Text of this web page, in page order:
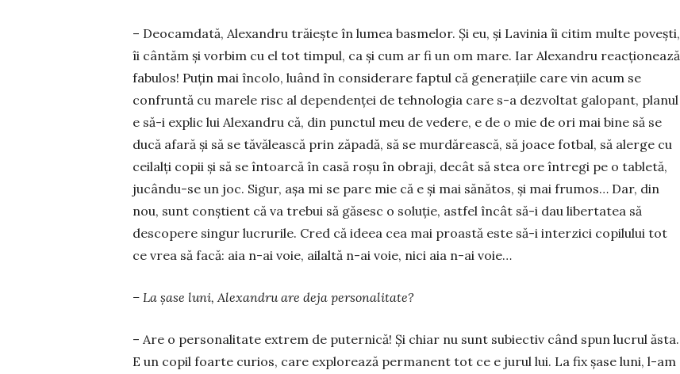
– Deocamdată, Alexandru tră­iește în lumea basmelor. Și eu, și Lavinia îi citim multe poveşti,
îi cântăm şi vorbim cu el tot timpul, ca şi cum ar fi un om mare. Iar Alexandru reacţionează
fabulos! Puţin mai încolo, luând în considerare faptul că gene­raţiile care vin acum se
confruntă cu marele risc al de­pen­denţei de tehnologia care s-a dezvoltat galo­pant, planul
e să-i explic lui Alexandru că, din punctul meu de vedere, e de o mie de ori mai bine să se
ducă afară şi să se tăvălească prin zăpadă, să se murdărească, să joace fotbal, să alerge cu
cei­lalţi copii şi să se întoarcă în casă roşu în obraji, decât să stea ore întregi pe o tabletă,
jucându-se un joc. Sigur, aşa mi se pare mie că e şi mai sănătos, şi mai frumos… Dar, din
nou, sunt conştient că va trebui să găsesc o so­luţie, astfel în­cât să-i dau libertatea să
descopere singur lucru­rile. Cred că ideea cea mai proas­tă este să-i inter­zici copilului tot
ce vrea să facă: aia n-ai vo­ie, ailaltă n-ai voie, nici aia n-ai voie…
– La șase luni, Alexandru are deja perso­na­litate?
– Are o perso­na­litate extrem de puternică! Şi chiar nu sunt subiectiv când spun lucrul ăsta.
E un copil foarte curios, care explorează perma­nent tot ce e jurul lui. La fix şase luni, l-am